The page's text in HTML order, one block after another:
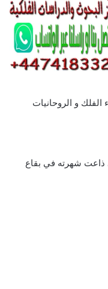
و الروحانيات
ذاعت شهرته في بقاع